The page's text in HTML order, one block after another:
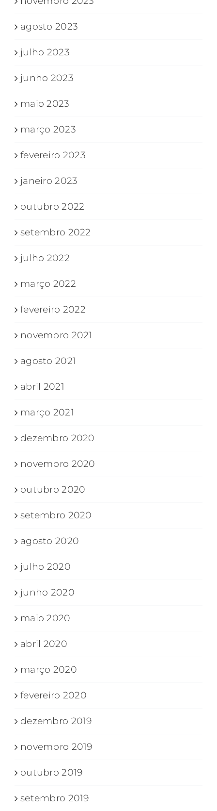
agosto 2023
julho 2023
junho 2023
maio 2023
março 2023
fevereiro 2023
janeiro 2023
outubro 2022
setembro 2022
julho 2022
março 2022
fevereiro 2022
novembro 2021
agosto 2021
abril 2021
março 2021
dezembro 2020
novembro 2020
outubro 2020
setembro 2020
agosto 2020
julho 2020
junho 2020
maio 2020
abril 2020
março 2020
fevereiro 2020
dezembro 2019
novembro 2019
outubro 2019
setembro 2019